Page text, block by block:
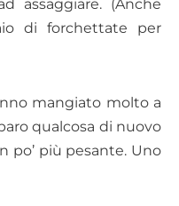
assaggiare. (Anche
di forchettate per
mangiato molto a
qualcosa di nuovo
po’ più pesante. Uno